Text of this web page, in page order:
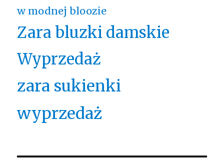
w modnej bloozie
Zara bluzki damskie
Wyprzedaż
zara sukienki
wyprzedaż